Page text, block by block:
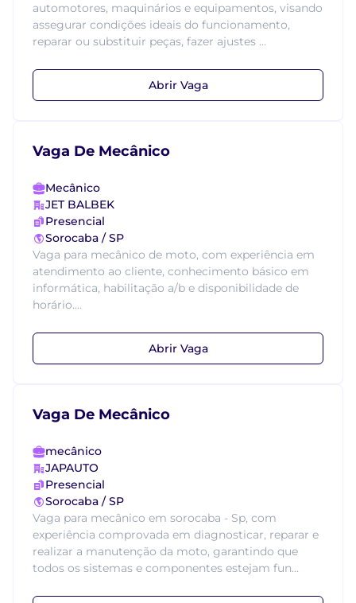
automotores, maquinários e equipamentos, visando
assegurar condições ideais do funcionamento,
reparar ou substituir peças, fazer ajustes ...
Abrir Vaga
Vaga De Mecânico
Mecânico
JET BALBEK
Presencial
Sorocaba / SP
Vaga para mecânico de moto, com experiência em
atendimento ao cliente, conhecimento básico em
informática, habilitação a/b e disponibilidade de
horário....
Abrir Vaga
Vaga De Mecânico
mecânico
JAPAUTO
Presencial
Sorocaba / SP
Vaga para mecânico em sorocaba - Sp, com
experiência comprovada em diagnosticar, reparar e
realizar a manutenção da moto, garantindo que
todos os sistemas e componentes estejam fun...